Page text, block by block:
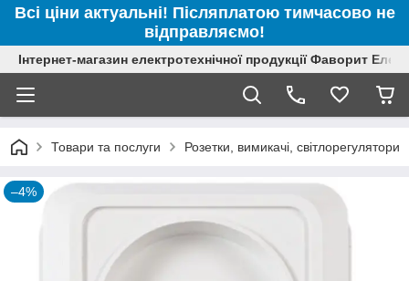
Всі ціни актуальні! Післяплатою тимчасово не
відправляємо!
Інтернет-магазин електротехнічної продукції Фаворит
Товари та послуги Розетки, вимикачі, світлорегулятори
–4%